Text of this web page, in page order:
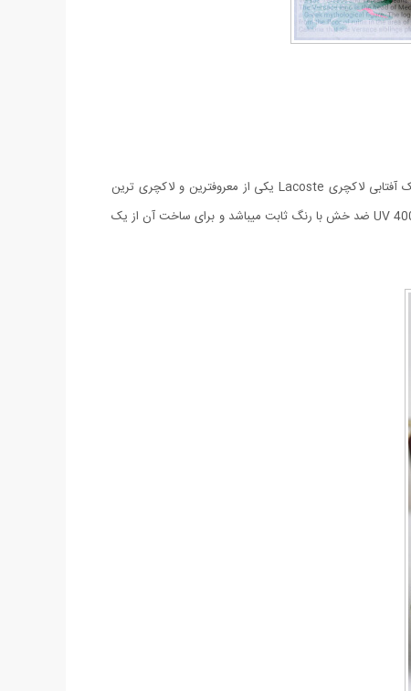
بدون شک استفاده از عینکهای با کیفیت علاوه بر اینکه از چشمان شما محافظت می کند باعث زیبایی تحسین برانگیز چهره شما نیز خواهد شد. عینک آفتابی لاکچری Lacoste یکی از معروفترین و لاکچری ترین
عینکهای کمپانی Lacoste می باشد که مطمئنا شما هم تاکنون این عینک معروف را بر چشمان دوستان و آشنایان خود دیده اید. لنز این عینک از نوع UV 400 ضد خش با رنگ ثابت میباشد و برای ساخت آن از یک